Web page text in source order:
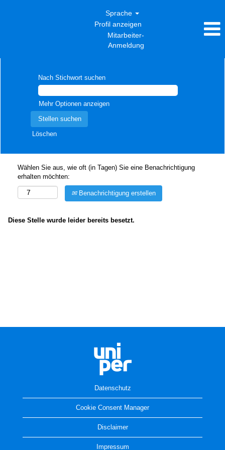
Sprache
Profil anzeigen
Mitarbeiter-
Anmeldung
Nach Stichwort suchen
Mehr Optionen anzeigen
Löschen
Wählen Sie aus, wie oft (in Tagen) Sie eine Benachrichtigung
erhalten möchten:
Benachrichtigung erstellen
Diese Stelle wurde leider bereits besetzt.
Datenschutz
Cookie Consent Manager
Disclaimer
Impressum